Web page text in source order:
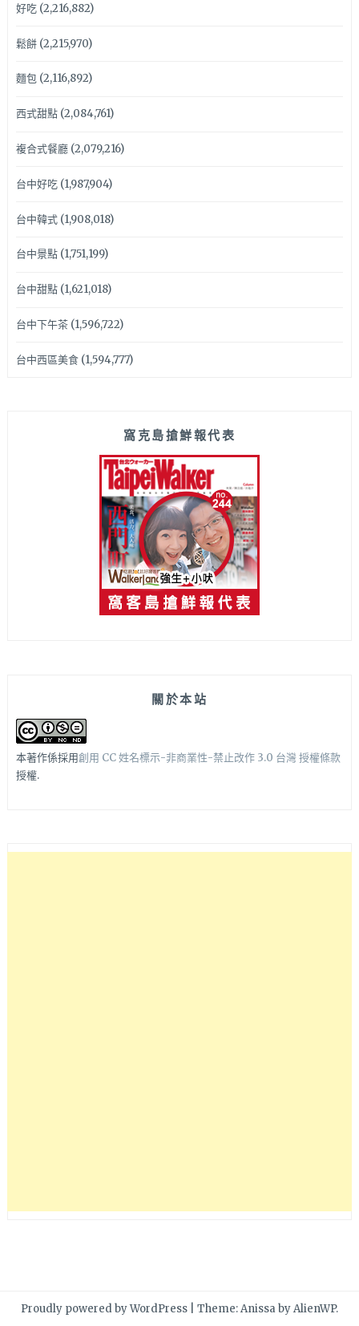
好吃(2,216,882)
鬆餅(2,215,970)
麵包(2,116,892)
西式甜點(2,084,761)
複合式餐廳(2,079,216)
台中好吃(1,987,904)
台中韓式(1,908,018)
台中景點(1,751,199)
台中甜點(1,621,018)
台中下午茶(1,596,722)
台中西區美食(1,594,777)
窩克島搶鮮報代表
關於本站
本著作係採用創用 CC 姓名標示-非商業性-禁止改作 3.0 台灣 授權條款
授權.
Proudly powered by WordPress Theme: Anissa byAlienWP.